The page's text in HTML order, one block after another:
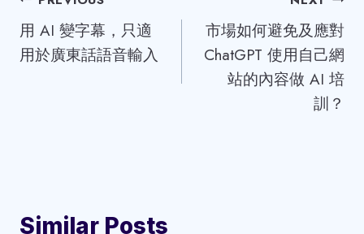
navigation
用 AI 變字幕，只適
用於廣東話語音輸入
市場如何避免及應對
ChatGPT 使用自己網
站的內容做 AI 培
訓？
Similar Posts